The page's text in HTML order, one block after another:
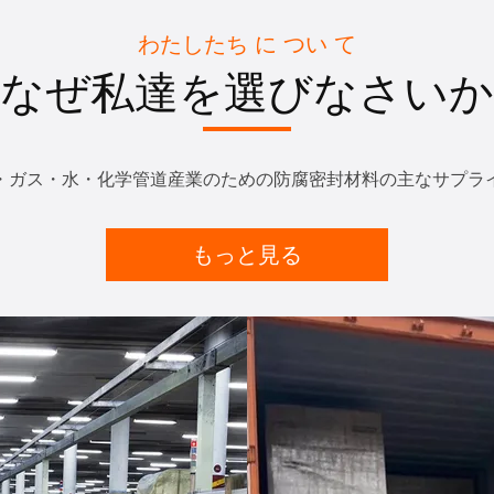
わたしたち に つい て
なぜ私達を選びなさいか
ガス・水・化学管道産業のための防腐密封材料の主なサプラ
もっと見る